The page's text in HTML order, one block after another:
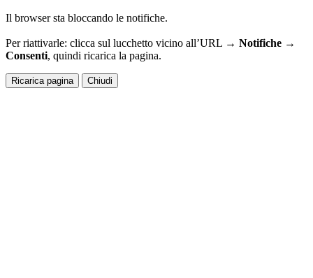
Il browser sta bloccando le notifiche.
Per riattivarle: clicca sul lucchetto vicino all’URL → Notifiche →
Consenti, quindi ricarica la pagina.
Ricarica pagina Chiudi